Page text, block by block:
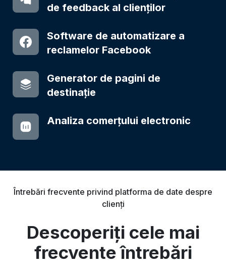
de feedback al clienților
Software de automatizare a
reclamelor Facebook
Generator de pagini de
destinație
Analiza comerțului electronic
Întrebări frecvente privind platforma de date despre
clienți
Descoperiți cele mai
frecvente întrebări